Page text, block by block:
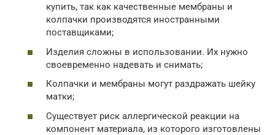
купить, так как качественные мембраны и
колпачки производятся иностранными
поставщиками;
Изделия сложны в использовании. Их нужно
своевременно надевать и снимать;
Колпачки и мембраны могут раздражать шейку
матки;
Существует риск аллергической реакции на
компонент материала, из которого изготовлены